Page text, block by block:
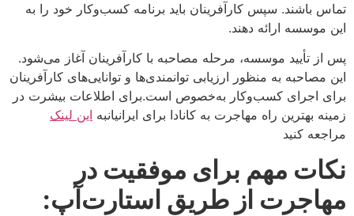
تماس باشند. سپس کارآفرینان باید برنامه کسب‌وکار خود را به
این موسسه ارائه دهند.
پس از تأیید موسسه، مرحله مصاحبه با کارآفرینان آغاز می‌شود.
این مصاحبه به منظور ارزیابی توانمندی‌ها و توانایی‌های کارآفرینان
برای اجرای کسب‌وکار به‌خصوص است.برای اطلاعات بیشرت در
زمینه بهترین راه مهاجرت به کانادا برای ایرانیانبه این لینک
مراجعه کنید
نکات مهم برای موفقیت در
مهاجرت از طریق استارت‌آپ: